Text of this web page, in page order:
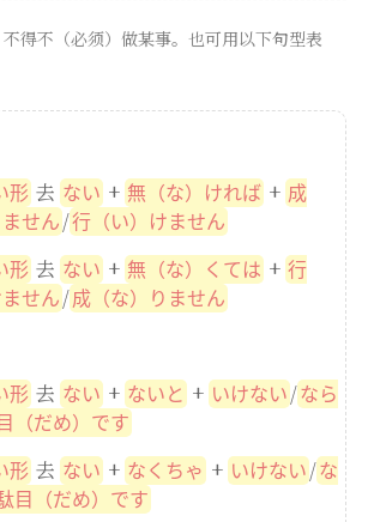
得不（必须）做某事。也可用以下句型表
形 去 ない + 無（な）ければ + 成
ません /行（い）けません
形 去 ない + 無（な）くては + 行
ません /成（な）りません
形 去 ない + ないと + いけない /なら
（だめ）です
形 去 ない + なくちゃ + いけない /な
目（だめ）です